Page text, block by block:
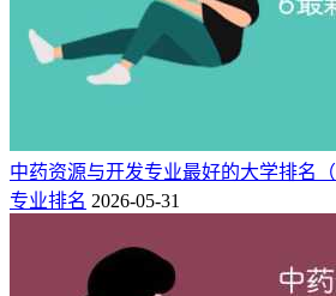
中药资源与开发专业最好的大学排名（
专业排名 2026-05-31